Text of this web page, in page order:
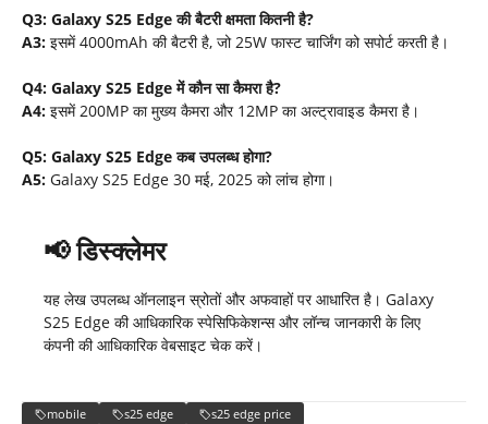
Q3: Galaxy S25 Edgeकी बैटरी क्षमता कितनी है?
A3: इसमें 4000mAh की बैटरी है, जो 25W फास्ट चार्जिंग को सपोर्ट करती है।
Q4: Galaxy S25 Edgeमें कौन सा कैमरा है?
A4: इसमें 200MP का मुख्य कैमरा और 12MP का अल्ट्रावाइड कैमरा है।
Q5: Galaxy S25 Edgeकब उपलब्ध होगा?
A5: Galaxy S25 Edge 30 मई, 2025 को लांच होगा।
📢डिस्क्लेमर
यह लेख उपलब्ध ऑनलाइन स्रोतों और अफवाहों पर आधारित है। Galaxy
S25 Edge की आधिकारिक स्पेसिफिकेशन्स और लॉन्च जानकारी के लिए
कंपनी की आधिकारिक वेबसाइट चेक करें।
mobile s25 edge
s25 edge price